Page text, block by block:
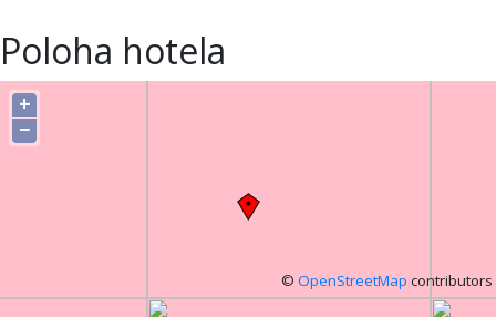
Poloha hotela
+
−
© OpenStreetMap contributors